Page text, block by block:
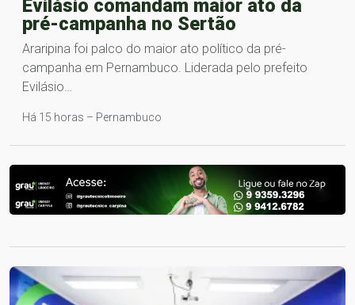
Evilásio comandam maior ato da
pré-campanha no Sertão
Araripina foi palco do maior ato político da pré-
campanha em Pernambuco. Liderada pelo prefeito
Evilásio…
Há 15 horas – Pernambuco